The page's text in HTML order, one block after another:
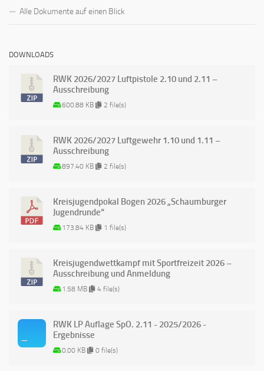
Alle Dokumente auf einen Blick
DOWNLOADS
RWK 2026/2027 Luftpistole 2.10 und 2.11 –
Ausschreibung
600.88 KB 2 file(s)
RWK 2026/2027 Luftgewehr 1.10 und 1.11 –
Ausschreibung
897.40 KB 2 file(s)
Kreisjugendpokal Bogen 2026 „Schaumburger
Jugendrunde“
173.84 KB 1 file(s)
Kreisjugendwettkampf mit Sportfreizeit 2026 –
Ausschreibung und Anmeldung
1.58 MB 4 file(s)
RWK LP Auflage SpO. 2.11 - 2025/2026 -
Ergebnisse
0.00 KB 0 file(s)